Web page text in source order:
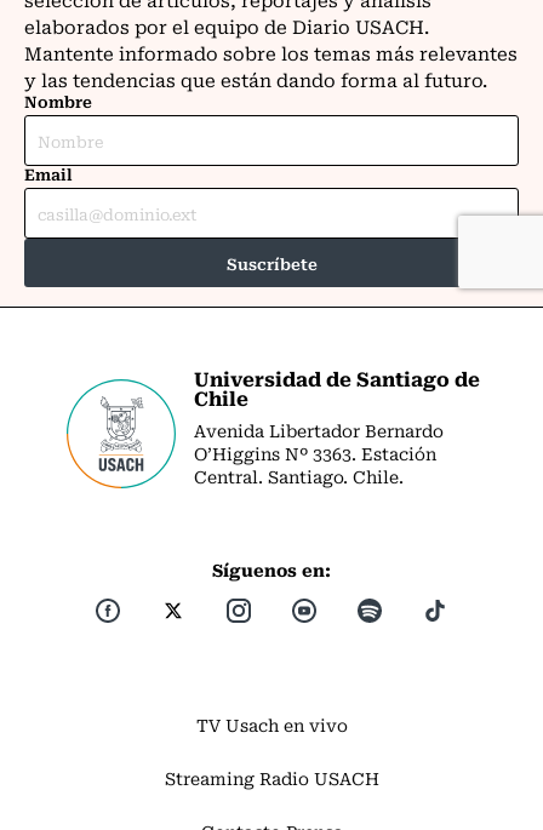
Universidad de Santiago de
Chile
Avenida Libertador Bernardo
O’Higgins Nº 3363. Estación
Central. Santiago. Chile.
Síguenos en:
TV Usach en vivo
Streaming Radio USACH